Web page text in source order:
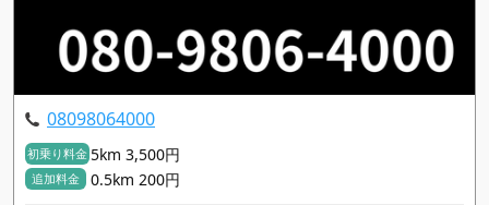
08098064000
初乗り料金 5km 3,500円
追加料金 0.5km 200円